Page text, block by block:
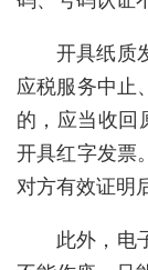
开具纸质
应税服务中止
的，应当收回
开具红字发票
对方有效证明
此外，电